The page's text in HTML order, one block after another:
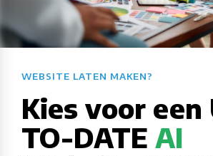
WEBSITE LATEN MAKEN?​​​​​​​​​​​​​​
Kies voor een
TO-DATEAI